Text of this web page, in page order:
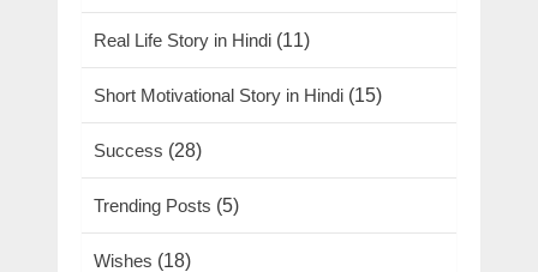
Real Life Story in Hindi (11)
Short Motivational Story in Hindi (15)
Success (28)
Trending Posts (5)
Wishes (18)